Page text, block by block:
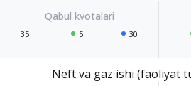
35 5 30
Neft va gaz ishi (faoliyat